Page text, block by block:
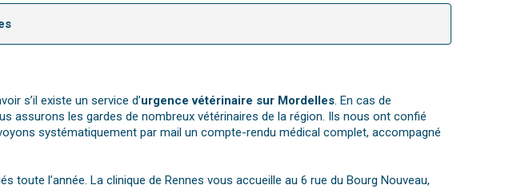
s’il existe un service d’urgence vétérinaire sur Mordelles. En cas de
assurons les gardes de nombreux vétérinaires de la région. Ils nous ont confié
systématiquement par mail un compte-rendu médical complet, accompagné
l’année. La clinique de Rennes vous accueille au 6 rue du Bourg Nouveau,